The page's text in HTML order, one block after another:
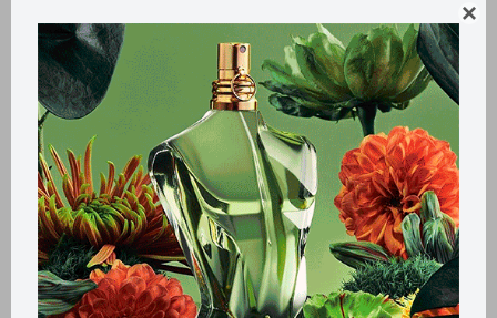

Productos que te pueden interesar